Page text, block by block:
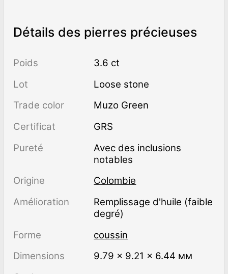
Détails des pierres précieuses
Poids
3.6 ct
Lot
Loose stone
Trade color
Muzo Green
Certificat
GRS
Pureté
avec des inclusions
notables
Origine
Colombie
Amélioration
remplissage d'huile (faible
degré)
Forme
coussin
Dimensions
9.79 × 9.21 × 6.44 мм